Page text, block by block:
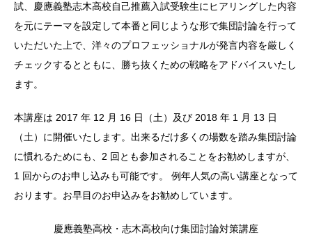
試、慶應義塾志木高校自己推薦入試受験生にヒアリングした内容
を元にテーマを設定して本番と同じような形で集団討論を行って
いただいた上で、洋々のプロフェッショナルが発言内容を厳しく
チェックするとともに、勝ち抜くための戦略をアドバイスいたし
ます。
本講座は 2017 年 12 月 16 日（土）及び 2018 年 1 月 13 日
（土）に開催いたします。出来るだけ多くの場数を踏み集団討論
に慣れるためにも、2 回とも参加されることをお勧めしますが、
1 回からのお申し込みも可能です。 例年人気の高い講座となって
おります。お早目のお申込みをお勧めしています。
慶應義塾高校・志木高校向け集団討論対策講座